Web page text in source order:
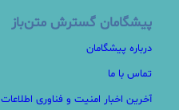
پیشگامان گسترش متن‌باز
درباره پیشگامان
تماس با ما
آخرین اخبار امنیت و فناوری اطلاعات